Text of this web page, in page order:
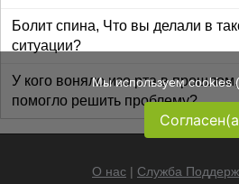
Болит спина, Что вы делали в
ситуации?
У кого воняло изо рта в
помогло решить проблему?
О нас | Служба
Мы используем cookies (